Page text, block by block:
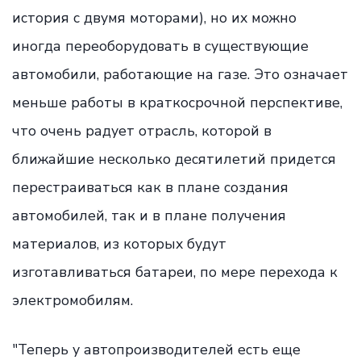
история с двумя моторами), но их можно
иногда переоборудовать в существующие
автомобили, работающие на газе. Это означает
меньше работы в краткосрочной перспективе,
что очень радует отрасль, которой в
ближайшие несколько десятилетий придется
перестраиваться как в плане создания
автомобилей, так и в плане получения
материалов, из которых будут
изготавливаться батареи, по мере перехода к
электромобилям.
"Теперь у автопроизводителей есть еще